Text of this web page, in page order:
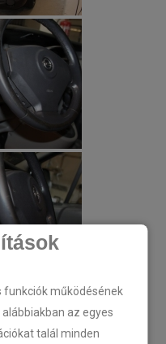
funkciók működésének
az egyes
talál minden